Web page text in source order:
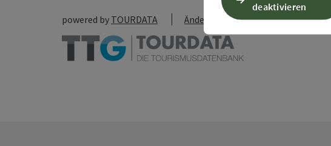
powered by TOURDATA Änderung vorschlagen
deaktivieren